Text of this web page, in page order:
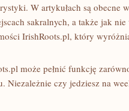
W artykułach są obecne
sakralnych, a także jak
IrishRoots.pl, który
może pełnić funkcję
Niezależnie czy jedziesz na